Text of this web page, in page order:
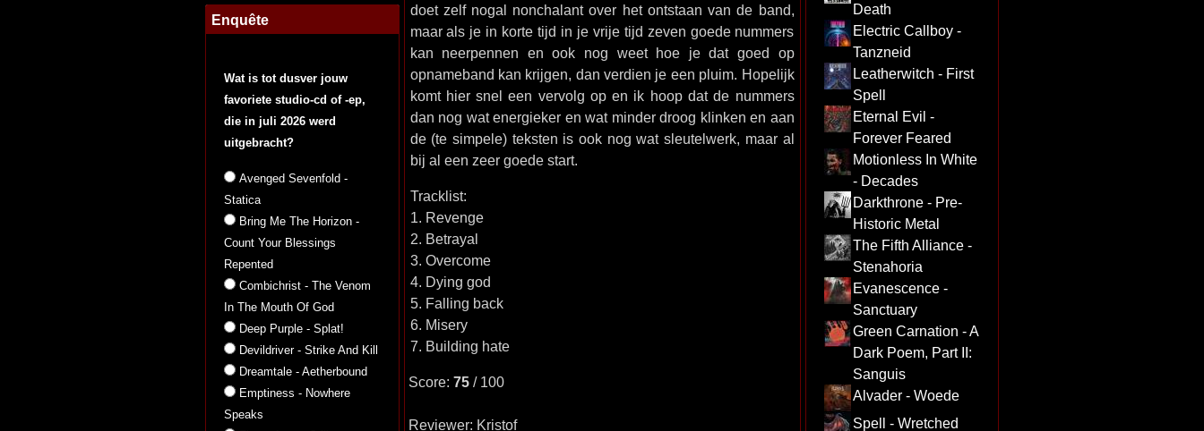
Enquête
Wat is tot dusver jouw
favoriete studio-cd of -ep,
die in juli 2026 werd
uitgebracht?
Avenged Sevenfold -
Statica
Bring Me The Horizon -
Count Your Blessings
Repented
Combichrist - The Venom
In The Mouth Of God
Deep Purple - Splat!
Devildriver - Strike And Kill
Dreamtale - Aetherbound
Emptiness - Nowhere
Speaks
doet zelf nogal nonchalant over het ontstaan van de band,
maar als je in korte tijd in je vrije tijd zeven goede nummers
kan neerpennen en ook nog weet hoe je dat goed op
opnameband kan krijgen, dan verdien je een pluim. Hopelijk
komt hier snel een vervolg op en ik hoop dat de nummers
dan nog wat energieker en wat minder droog klinken en aan
de (te simpele) teksten is ook nog wat sleutelwerk, maar al
bij al een zeer goede start.
Tracklist:
1. Revenge
2. Betrayal
3. Overcome
4. Dying god
5. Falling back
6. Misery
7. Building hate
Score: 75/ 100
Reviewer: Kristof
Death
Electric Callboy -
Tanzneid
Leatherwitch - First
Spell
Eternal Evil -
Forever Feared
Motionless In White
- Decades
Darkthrone - Pre-
Historic Metal
The Fifth Alliance -
Stenahoria
Evanescence -
Sanctuary
Green Carnation - A
Dark Poem, Part II:
Sanguis
Alvader - Woede
Spell - Wretched